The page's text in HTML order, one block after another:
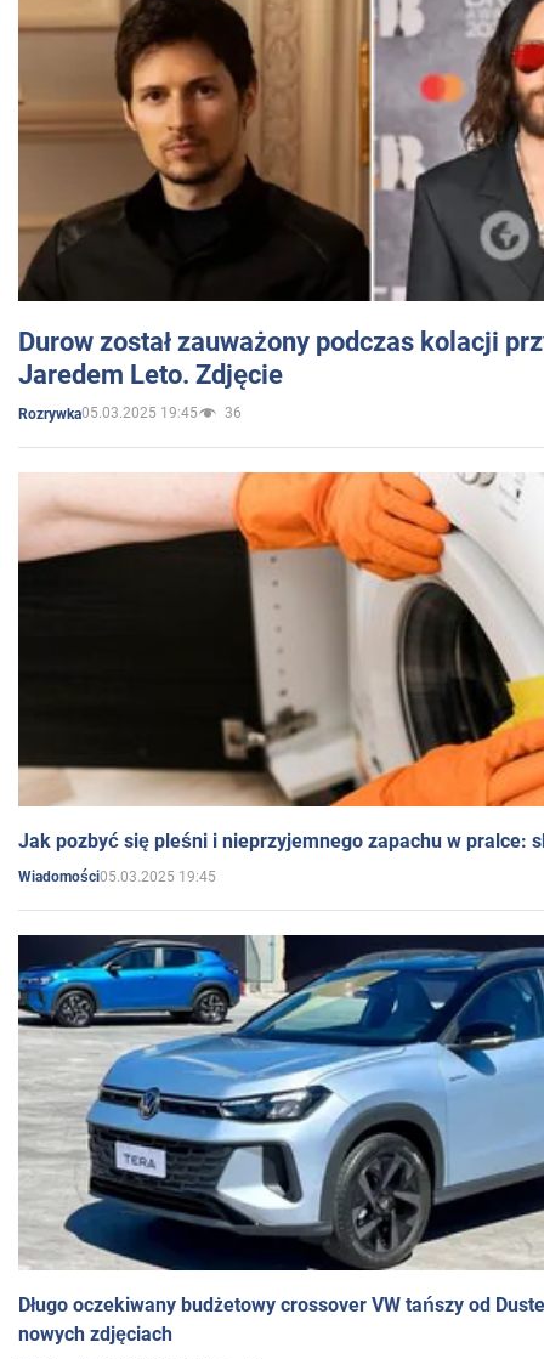
Durow został zauważony podczas kolacji
Jaredem Leto. Zdjęcie
Rozrywka05.03.2025 19:45 36
Jak pozbyć się pleśni i nieprzyjemnego zapachu w pralce:
Wiadomości05.03.2025 19:45
Długo oczekiwany budżetowy crossover VW tańszy od
nowych zdjęciach